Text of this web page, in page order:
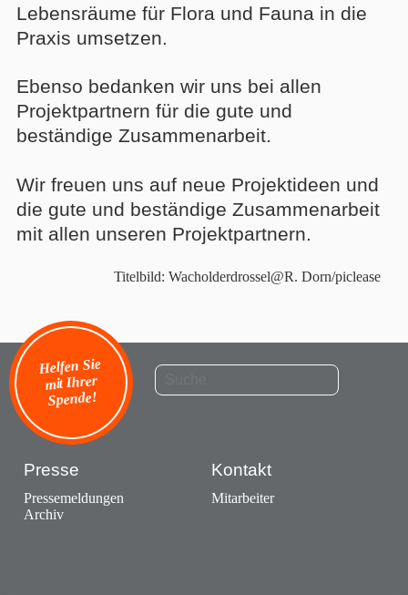
Lebensräume für Flora und Fauna in die
Praxis umsetzen.
Ebenso bedanken wir uns bei allen
Projektpartnern für die gute und
beständige Zusammenarbeit.
Wir freuen uns auf neue Projektideen und
die gute und beständige Zusammenarbeit
mit allen unseren Projektpartnern.
Titelbild: Wacholderdrossel@R. Dorn/piclease
Helfen Sie
mit Ihrer
Spende!
Presse
Pressemeldungen
Archiv
Kontakt
Mitarbeiter